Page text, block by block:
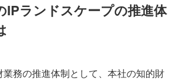
IPランドスケープの推進体
務の推進体制として、本社の知的財